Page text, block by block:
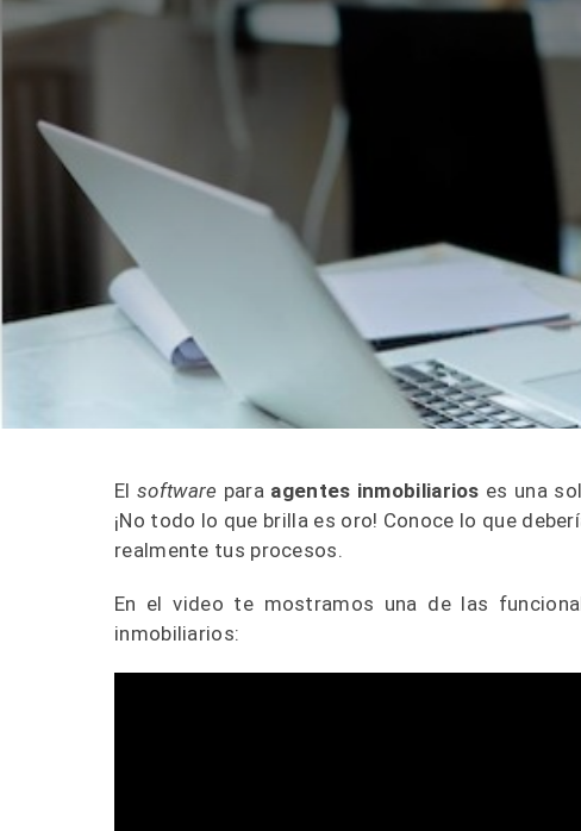
El software para agentes inmobiliarios es una
¡No todo lo que brilla es oro! Conoce lo que
realmente tus procesos.
En el video te mostramos una de las
inmobiliarios: